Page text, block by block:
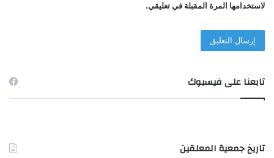
لاستخدامها المرة المقبلة في تعليقي.
تابعنا على فيسبوك
تاريخ جمعية المعلقين